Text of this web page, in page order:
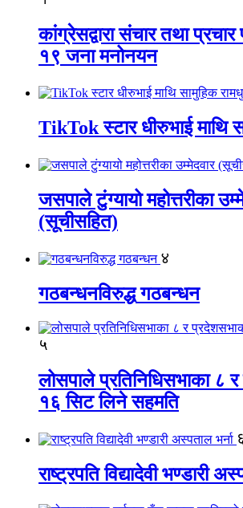
कांग्रेसद्वारा संचार तथा प्रचार
१९ जना मनोनयन
TikTok स्टार धीरुभाई माथि
जसपाले टुंग्यायो महोत्तरीका
(सूचीसहित)
४
गठबन्धनविरुद्ध गठबन्धन
५
लोसपाले प्रतिनिधिसभाका ८
१६ सिट लिने सहमति
राष्ट्रपति विद्यादेवी भण्डारी